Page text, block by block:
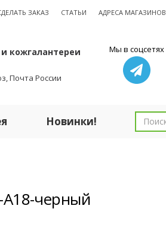
ЗАКАЗ СТАТЬИ АДРЕСА МАГАЗИНОВ
кожгалантереи
Почта России
Мы в соцсетях
Новинки!
черный